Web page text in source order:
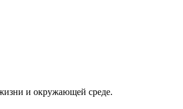
и окружающей среде.